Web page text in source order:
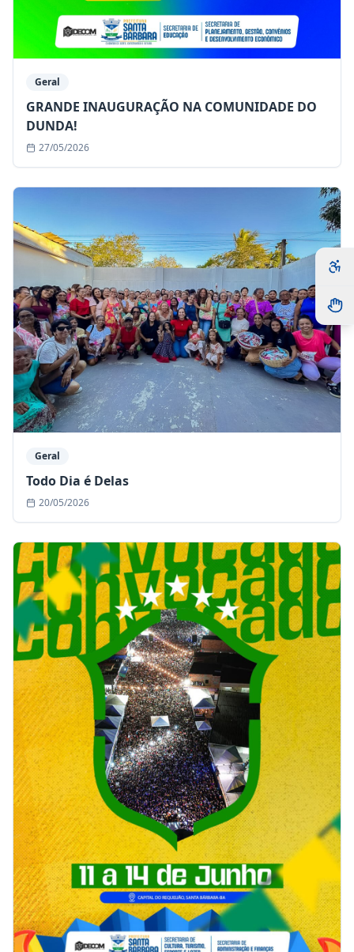
Geral
GRANDE INAUGURAÇÃO NA COMUNIDADE DO
DUNDA!
27/05/2026
Geral
Todo Dia é Delas
20/05/2026